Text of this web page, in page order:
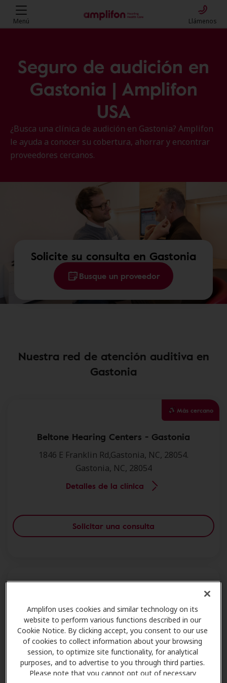
Amplifon uses cookies and similar technology on its
website to perform various functions described in our
Cookie Notice. By clicking accept, you consent to our use
of cookies to collect information about your browsing
session, to optimize site functionality, for analytical
purposes, and to advertise to you through third parties.
Please note that you cannot opt out of necessary
Menú Llámenos
Seguro de audición en
Gastonia | Amplifon
USA
¿Busca una clínica de audición en Gastonia? Amplifon
le ayuda a conocer su cobertura, ahorrar y encontrar
proveedores cercanos.
Solicite su consulta en Gastonia
Busque un proveedor
Nuestra red de atención auditiva en
Gastonia
Más cercano
Beltone Hearing Centers - Gastonia
1846 E Franklin Rd,Gastonia, NC, 28054.
Gastonia, NC, 28054
Detalles de la clínica
Solicitar una consulta
Best Value Hearing Care Center - Gastonia
1008 Union Rd,Gastonia, NC, 28054.
Gastonia, NC, 28054
Detalles de la clínica